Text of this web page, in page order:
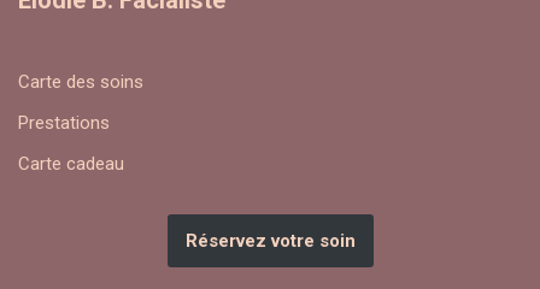
Carte des soins
Prestations
Carte cadeau
Réservez votre soin